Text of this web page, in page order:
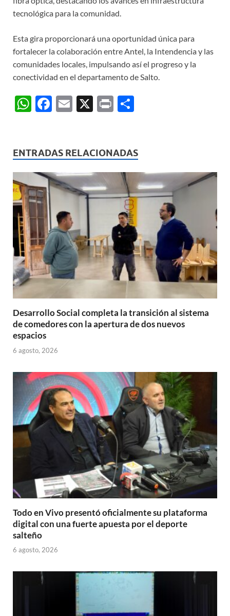
tecnológica para la comunidad.
Esta gira proporcionará una oportunidad única para
fortalecer la colaboración entre Antel, la Intendencia y las
comunidades locales, impulsando así el progreso y la
conectividad en el departamento de Salto.
W
s
A
p
p
F
b
o
o
E
X
P
p
ar
ti
r
ENTRADAS RELACIONADAS
Desarrollo Social completa la transición al sistema
de comedores con la apertura de dos nuevos
espacios
6 agosto, 2026
Todo en Vivo presentó oficialmente su plataforma
digital con una fuerte apuesta por el deporte
salteño
6 agosto, 2026